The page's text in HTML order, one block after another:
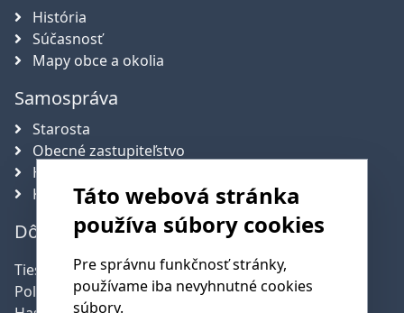
História
Súčasnosť
Mapy obce a okolia
Samospráva
Starosta
Obecné zastupiteľstvo
Hlavný kontrolór obce
Komisie
Dôležité telefónne čísla
Tiesňová linka:112
Polícia:
158
Táto webová stránka
používa súbory cookies
Pre správnu funkčnosť stránky,
používame iba nevyhnutné cookies
súbory.